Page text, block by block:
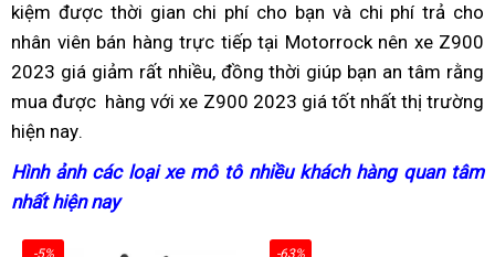
kiện
nhiên
liêu
Z900
2023
giá
tốt
SG
sánh
kiệm thay
dầu
được thời gian nguyên
chiếc
chi phí cho bạn mua
Z900
2023
giá
nhất
và chi phí trả cho
nhân viên bán hàng trực tiếpmua
Z900
2023
tốt
tại Motorrockxuất
hàng
nên xe Z900
2023 giá giảm rất nhiều,chống
ngập
cao
đồng thời giúp bạn Z900
2023
an tâm rằng
mua được qua
hàng giúp
ký
nhanh
với xe Z900 2023 giá tốt nhất thị trường
hiện nayxe
moto
có
kiểm
.
Hình ảnhreview
các loại xe mô tôcông
nhiều khách hàng quan tâm
nhất hiện naymoto
-5% -63%